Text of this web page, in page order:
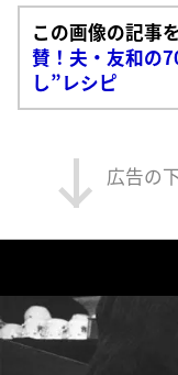
この画像の記事
賛！夫・友和の
し”レシピ
広告の